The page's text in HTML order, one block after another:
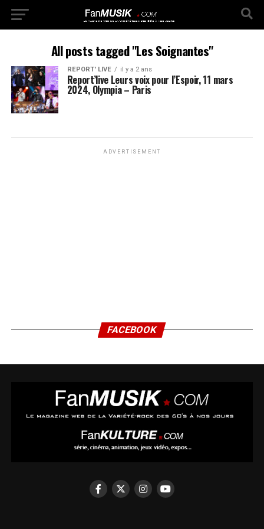
All posts tagged "Les Soignantes"
REPORT' LIVE il y a 2 ans
Report’live Leurs voix pour l’Espoir, 11 mars
2024, Olympia – Paris
ADVERTISEMENT
FACEBOOK